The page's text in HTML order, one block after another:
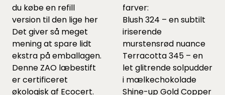
du købe en refill
version til den lige her
Det giver så meget
mening at spare lidt
ekstra på emballagen.
Denne ZAO læbestift
er certificeret
økologisk af Ecocert.
farver:
Blush 324 – en subtilt
iriserende
murstensrød nuance
Terracotta 345 – en
let glitrende solpudder
i mælkechokolade
Shine-up Gold Copper